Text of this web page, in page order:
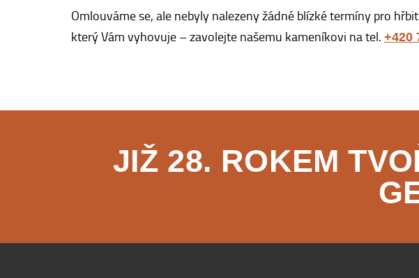
Omlouváme se, ale nebyly nalezeny žádné blízké termíny pro
který Vám vyhovuje – zavolejte našemu kameníkovi na tel. +420
JIŽ 28. ROKEM